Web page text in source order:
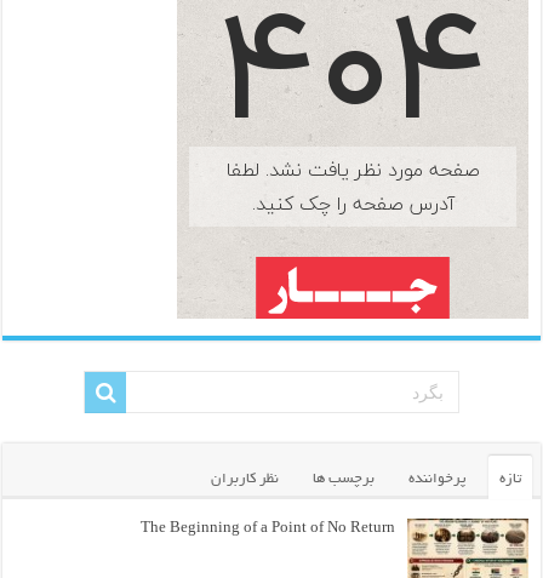
تازه پرخواننده برچسب ها نظر کاربران
The Beginning of a Point of No Return